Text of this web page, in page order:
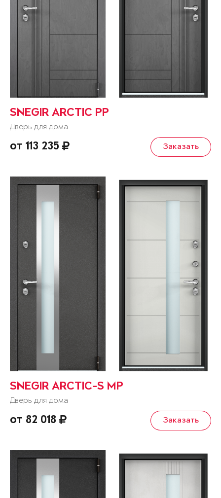
SNEGIR ARCTIC PP
Дверь для дома
от 113 235 Заказать
SNEGIR ARCTIC-S MP
Дверь для дома
от 82 018 Заказать